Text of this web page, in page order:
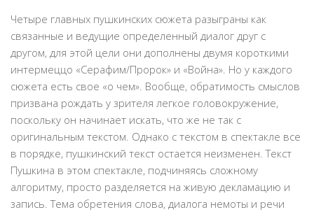
Четыре главных пушкинских сюжета разыграны как
связанные и ведущие определенный диалог друг с
другом, для этой цели они дополнены двумя короткими
интермеццо «Серафим/Пророк» и «Война». Но у каждого
сюжета есть свое «о чем». Вообще, обратимость смыслов
призвана рождать у зрителя легкое головокружение,
поскольку он начинает искать, что же не так с
оригинальным текстом. Однако с текстом в спектакле все
в порядке, пушкинский текст остается неизменен. Текст
Пушкина в этом спектакле, подчиняясь сложному
алгоритму, просто разделяется на живую декламацию и
запись. Тема обретения слова, диалога немоты и речи